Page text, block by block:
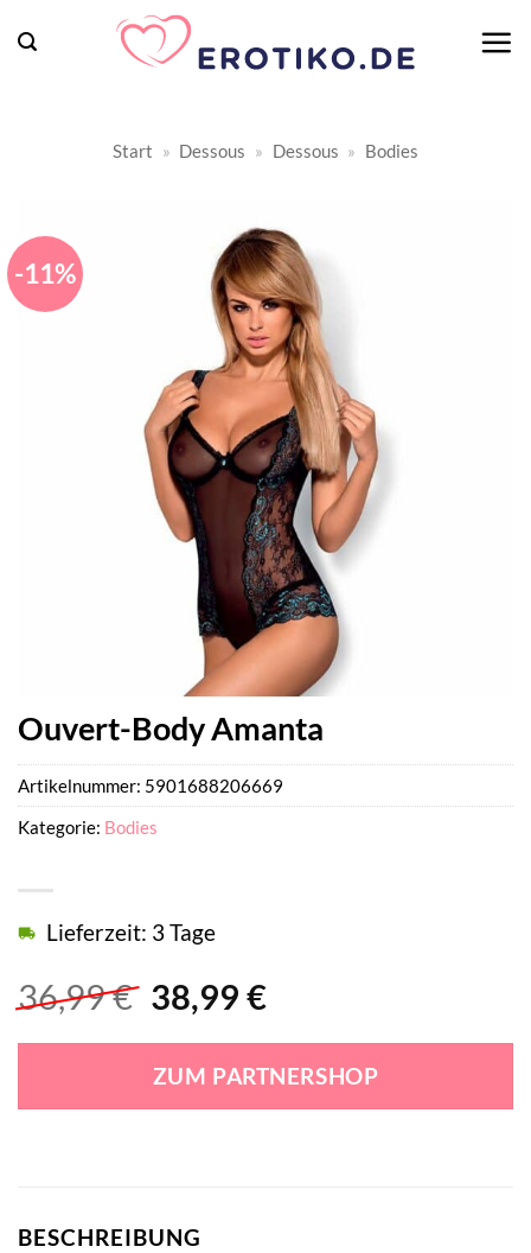
Inhalt
Start » Dessous » Dessous » Bodies
-11%
Ouvert-Body Amanta
36,99€ Ursprünglicher
war:
36,99 €
38,99 €Aktueller
ist:
38,99 €.
Lieferzeit: 3 Tage
ZUM PARTNERSHOP
Artikelnummer: 5901688206669
Kategorie: Bodies
BESCHREIBUNG